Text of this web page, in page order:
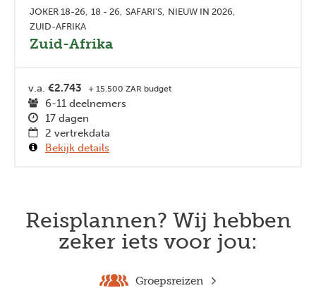
JOKER 18-26 18 - 26 SAFARI'S NIEUW IN 2026
ZUID-AFRIKA
Zuid-Afrika
v.a. €2.743 + 15.500 ZAR budget
6-11 deelnemers
17 dagen
2 vertrekdata
Bekijk details
Reisplannen? Wij hebben
zeker iets voor jou:
Groepsreizen